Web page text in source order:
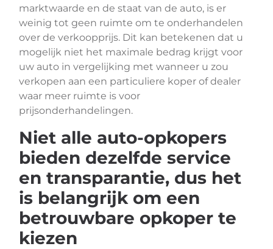
marktwaarde en de staat van de auto, is er
weinig tot geen ruimte om te onderhandelen
over de verkoopprijs. Dit kan betekenen dat u
mogelijk niet het maximale bedrag krijgt voor
uw auto in vergelijking met wanneer u zou
verkopen aan een particuliere koper of dealer
waar meer ruimte is voor
prijsonderhandelingen.
Niet alle auto-opkopers
bieden dezelfde service
en transparantie, dus het
is belangrijk om een
betrouwbare opkoper te
kiezen